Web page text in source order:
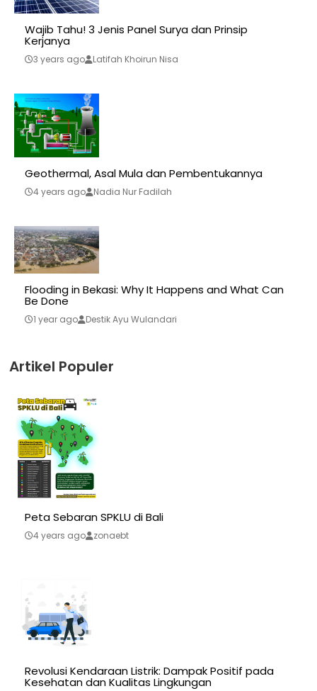
Wajib Tahu! 3 Jenis Panel Surya dan Prinsip
Kerjanya
3 years ago Latifah Khoirun Nisa
Geothermal, Asal Mula dan Pembentukannya
4 years ago Nadia Nur Fadilah
Flooding in Bekasi: Why It Happens and What Can
Be Done
1 year ago Destik Ayu Wulandari
Artikel Populer
Peta Sebaran SPKLU di Bali
4 years ago zonaebt
Revolusi Kendaraan Listrik: Dampak Positif pada
Kesehatan dan Kualitas Lingkungan